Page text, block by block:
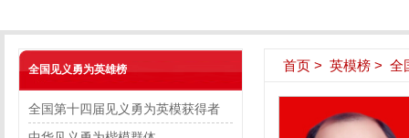
全国见义勇为英雄榜
全国第十四届见义勇为英模获得者
首页 > 英模榜 > 全